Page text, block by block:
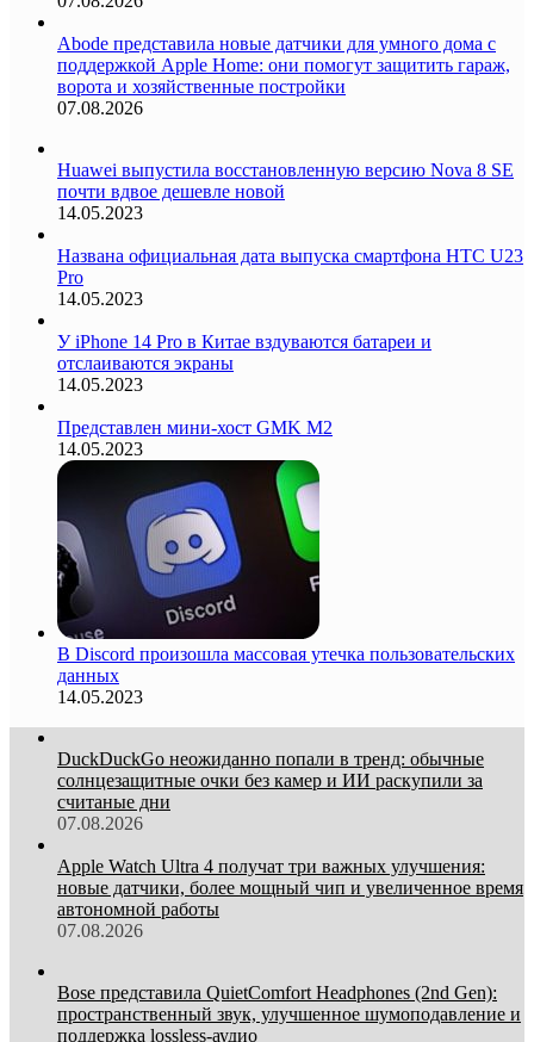
Abode представила новые датчики для умного дома с
поддержкой Apple Home: они помогут защитить гараж,
ворота и хозяйственные постройки
07.08.2026
Huawei выпустила восстановленную версию Nova 8 SE
почти вдвое дешевле новой
14.05.2023
Названа официальная дата выпуска смартфона HTC U23
Pro
14.05.2023
У iPhone 14 Pro в Китае вздуваются батареи и
отслаиваются экраны
14.05.2023
Представлен мини-хост GMK M2
14.05.2023
В Discord произошла массовая утечка пользовательских
данных
14.05.2023
DuckDuckGo неожиданно попали в тренд: обычные
солнцезащитные очки без камер и ИИ раскупили за
считаные дни
07.08.2026
Apple Watch Ultra 4 получат три важных улучшения:
новые датчики, более мощный чип и увеличенное время
автономной работы
07.08.2026
Bose представила QuietComfort Headphones (2nd Gen):
пространственный звук, улучшенное шумоподавление и
поддержка lossless-аудио